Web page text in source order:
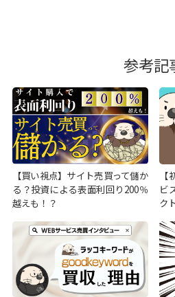
参考記
【買い視点】サイト売買って儲か
る？投資による表面利回り200％
越えも！？
ビ
ク